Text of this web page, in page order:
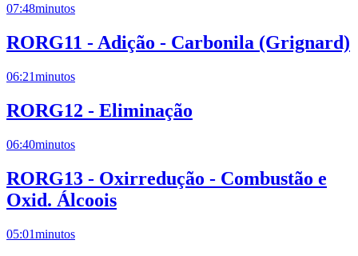
07:48minutos
RORG11 - Adição - Carbonila (Grignard)
06:21minutos
RORG12 - Eliminação
06:40minutos
RORG13 - Oxirredução - Combustão e
Oxid. Álcoois
05:01minutos